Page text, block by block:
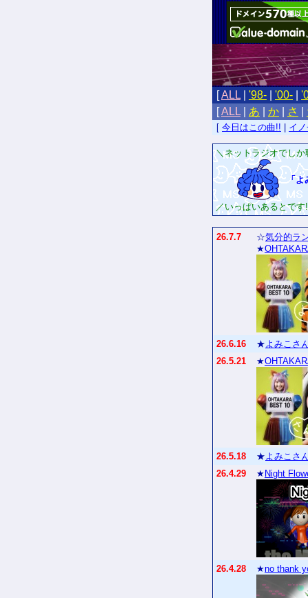
[ALL '98- '00-
[ALL あ か さ
[ 今日はこの曲!! イ
＼ネットラジオでしか
「よ
／いっぱいあるとです
26.7.7 ☆気分的ラ
★
26.6.16 ★よみこさ
26.5.21
★
26.5.18 ★よみこさ
26.4.29
★ Night
26.4.28 ★no thank